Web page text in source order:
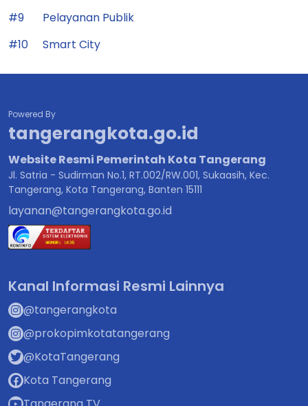
#9
Pelayanan Publik
#10
Smart City
Powered By
tangerangkota.go.id
Website Resmi Pemerintah Kota Tangerang
Jl. Satria - Sudirman No.1, RT.002/RW.001, Sukaasih, Kec.
Tangerang, Kota Tangerang, Banten 15111
layanan@tangerangkota.go.id
Kanal Informasi Resmi Lainnya
@tangerangkota
@prokopimkotatangerang
@KotaTangerang
Kota Tangerang